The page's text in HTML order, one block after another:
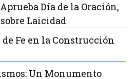
Día de la Oración,
Laicidad
Fe en la Construcción
Un Monumento